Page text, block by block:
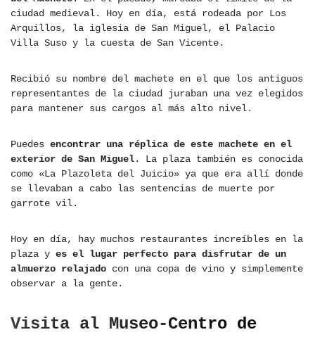
ciudad medieval. Hoy en día, está rodeada por Los
Arquillos, la iglesia de San Miguel, el Palacio
Villa Suso y la cuesta de San Vicente.
Recibió su nombre del machete en el que los antiguos
representantes de la ciudad juraban una vez elegidos
para mantener sus cargos al más alto nivel.
Puedes encontrar una réplica de este machete en el
exterior de San Miguel. La plaza también es conocida
como «La Plazoleta del Juicio» ya que era allí donde
se llevaban a cabo las sentencias de muerte por
garrote vil.
Hoy en día, hay muchos restaurantes increíbles en la
plaza y es el lugar perfecto para disfrutar de un
almuerzo relajado con una copa de vino y simplemente
observar a la gente.
Visita al Museo-Centro de